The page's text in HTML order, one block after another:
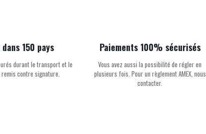
150 pays
durant le transport et le
contre signature.
Paiements 100% sécurisés
Vous avez aussi la possibilité de régler en
plusieurs fois. Pour un règlement AMEX, nous
contacter.